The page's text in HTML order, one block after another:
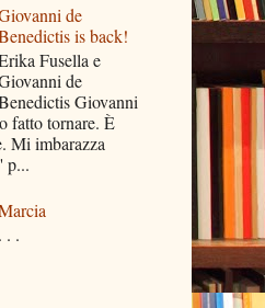
de
is back!
Fusella e
de
Giovanni
fatto tornare. È
Mi imbarazza
p...
. . .